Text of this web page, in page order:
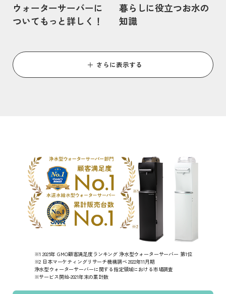
ウォーターサーバーに
ついてもっと詳しく！
暮らしに役立つお水の
知識
さらに表示する
※1 2025年 GMO顧客満足度ランキング 浄水型ウォーターサーバー 第1位
※2 日本マーケティングリサーチ機構調べ 2022年11月期
浄水型ウォーターサーバーに関する指定領域における市場調査
※サービス開始-2021年末の累計数